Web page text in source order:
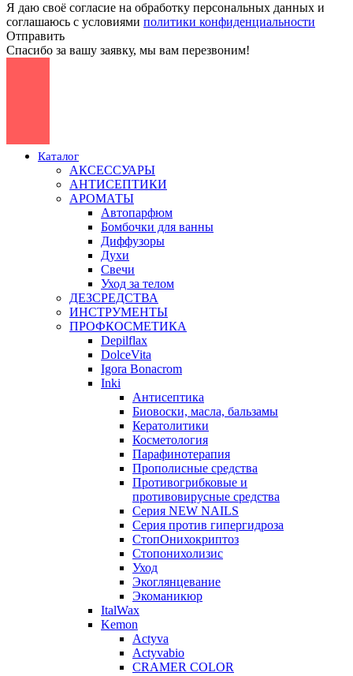
Я даю своё согласие на обработку персональных данных и
соглашаюсь с условиями политики конфиденциальности
Отправить
Спасибо за вашу заявку, мы вам перезвоним!
Каталог
АКСЕССУАРЫ
АНТИСЕПТИКИ
АРОМАТЫ
Автопарфюм
Бомбочки для ванны
Диффузоры
Духи
Свечи
Уход за телом
ДЕЗСРЕДСТВА
ИНСТРУМЕНТЫ
ПРОФКОСМЕТИКА
Depilflax
DolceVita
Igora Bonacrom
Inki
Антисептика
Биовоски, масла, бальзамы
Кератолитики
Косметология
Парафинотерапия
Прополисные средства
Противогрибковые и
противовирусные средства
Серия NEW NAILS
Серия против гипергидроза
СтопОнихокриптоз
Стопонихолизис
Уход
Экоглянцевание
Экоманикюр
ItalWax
Kemon
Actyva
Actyvabio
CRAMER COLOR